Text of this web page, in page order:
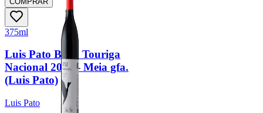
375ml
Luis Pato Baga Touriga
Nacional 2023 - Meia gfa.
(Luis Pato)
Luis Pato